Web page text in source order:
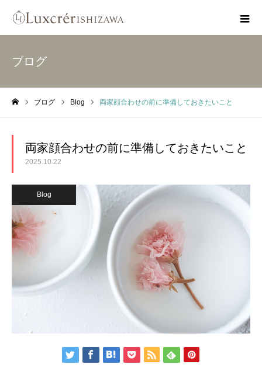
ブログ
ブログ Blog 両家顔合わせの前に準備しておきたいこと
両家顔合わせの前に準備しておきたいこと
2025.10.22
Blog